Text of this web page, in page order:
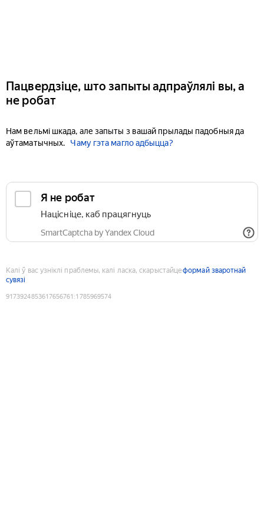
Пацвердзіце, што запыты адпраўлялі вы, а
не робат
Нам вельмі шкада, але запыты з вашай прылады падобныя да
аўтаматычных.
Чаму гэта магло адбыцца?
Я не робат
Націсніце, каб працягнуць
SmartCaptcha by Yandex Cloud
Калі ў вас узніклі праблемы, калі ласка, скарыстайцеформай зваротнай
сувязі
9173924853617656761 :1785969574